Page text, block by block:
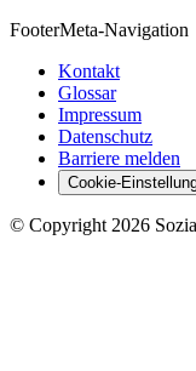
FooterMeta-Navigation
Kontakt
Glossar
Impressum
Datenschutz
Barriere melden
Cookie-
© Copyright 2026